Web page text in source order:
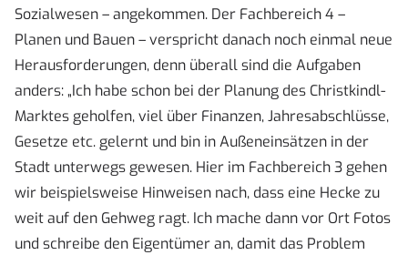
Sozialwesen – angekommen. Der Fachbereich 4 –
Planen und Bauen – verspricht danach noch einmal neue
Herausforderungen, denn überall sind die Aufgaben
anders: „Ich habe schon bei der Planung des Christkindl-
Marktes geholfen, viel über Finanzen, Jahresabschlüsse,
Gesetze etc. gelernt und bin in Außeneinsätzen in der
Stadt unterwegs gewesen. Hier im Fachbereich 3 gehen
wir beispielsweise Hinweisen nach, dass eine Hecke zu
weit auf den Gehweg ragt. Ich mache dann vor Ort Fotos
und schreibe den Eigentümer an, damit das Problem